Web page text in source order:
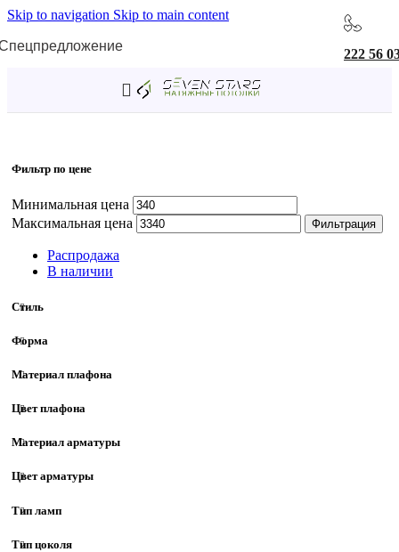
Skip to navigation Skip to main content
222 56
Товар Место установки
Фильтр по цене
Минимальная цена
Максимальная цена
Фильтрация
Распродажа
В наличии
Стиль
Форма
Материал плафона
Цвет плафона
Материал арматуры
Цвет арматуры
Тип ламп
Тип цоколя